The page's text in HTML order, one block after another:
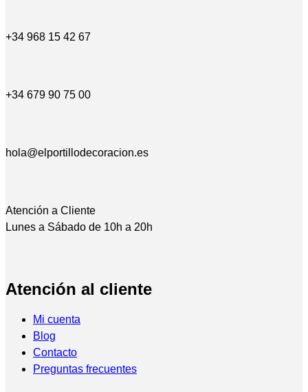
+34 968 15 42 67
+34 679 90 75 00
hola@elportillodecoracion.es
Atención a Cliente
Lunes a Sábado de 10h a 20h
Atención al cliente
Mi cuenta
Blog
Contacto
Preguntas frecuentes